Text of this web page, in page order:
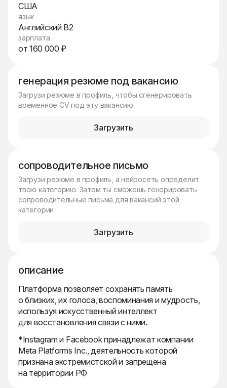
генерация резюме под вакансию
Загрузи резюме в профиль, чтобы сгенерировать
временное CV под эту вакансию
Загрузить
сопроводительное письмо
Загрузи резюме в профиль, а нейросеть определит
твою категорию. Затем ты сможешь генерировать
сопроводительные письма для вакансий этой
категории
Загрузить
описание
Платформа позволяет сохранять память
о близких, их голоса, воспоминания и мудрость,
используя искусственный интеллект
для восстановления связи с ними.
*Instagram и Facebook принадлежат компании
Meta Platforms Inc., деятельность которой
признана экстремистской и запрещена
на территории РФ
США
язык
Английский B2
зарплата
от 160 000 ₽